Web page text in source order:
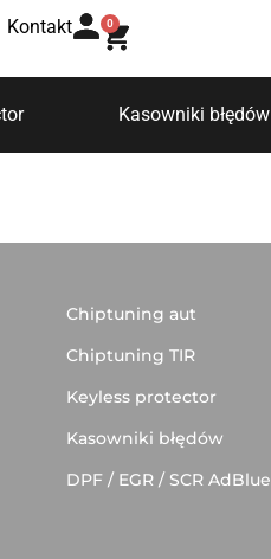
Kontakt 0
Kasowniki błędów
Chiptuning aut
Chiptuning TIR
Keyless protector
Kasowniki błędów
DPF / EGR / SCR AdBlue